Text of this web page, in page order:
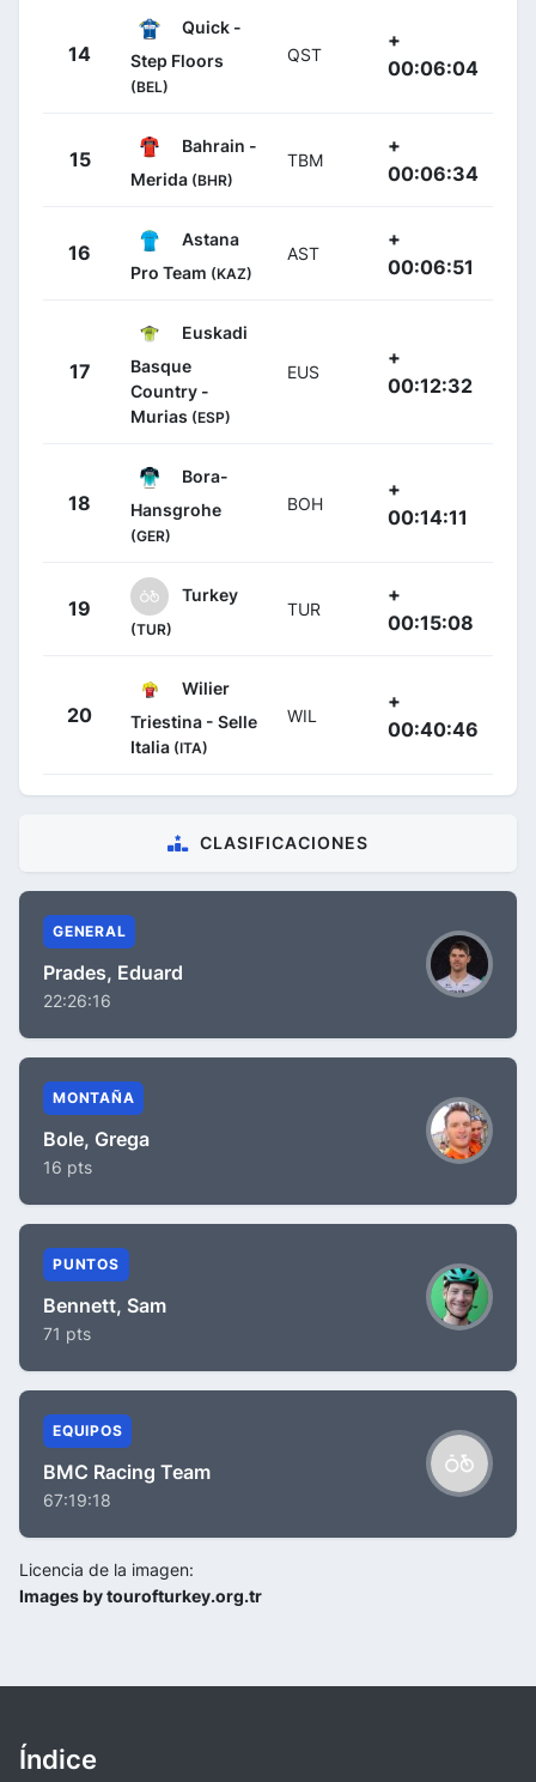
14
Quick -
Step Floors
(BEL)
QST
+
00:06:04
15
Bahrain -
Merida (BHR)
TBM
+
00:06:34
16
Astana
Pro Team (KAZ)
AST
+
00:06:51
17
Euskadi
Basque
Country -
Murias (ESP)
EUS
+
00:12:32
18
Bora-
Hansgrohe
(GER)
BOH
+
00:14:11
19
Turkey
(TUR)
TUR
+
00:15:08
20
Wilier
Triestina - Selle
Italia (ITA)
WIL
+
00:40:46
CLASIFICACIONES
GENERAL
Prades, Eduard
22:26:16
MONTAÑA
Bole, Grega
16 pts
PUNTOS
Bennett, Sam
71 pts
EQUIPOS
BMC Racing Team
67:19:18
Licencia de la imagen:
Images by tourofturkey.org.tr
Índice